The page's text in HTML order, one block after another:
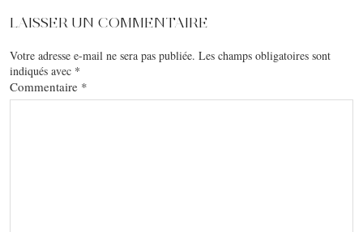
LAISSER UN COMMENTAIRE
Votre adresse e-mail ne sera pas publiée. Les champs obligatoires sont
indiqués avec *
Commentaire *